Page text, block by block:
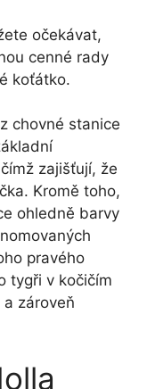
očekávat,
cenné rady
koťátko.
chovné stanice
zajišťují, že
Kromě toho,
ohledně barvy
pravého
tygři v kočičím
zároveň